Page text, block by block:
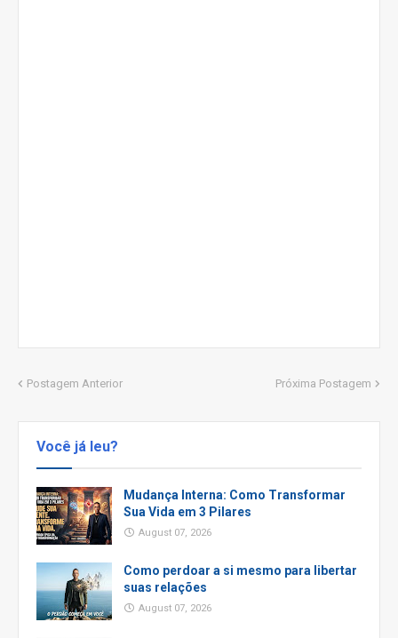
Postagem Anterior Próxima Postagem
Você já leu?
Mudança Interna: Como Transformar
Sua Vida em 3 Pilares
August 07, 2026
Como perdoar a si mesmo para libertar
suas relações
August 07, 2026